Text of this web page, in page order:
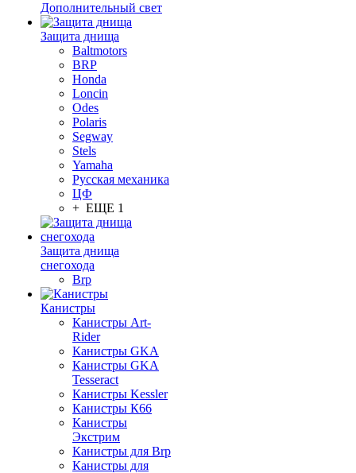
Дополнительный свет
Защита днища
Baltmotors
BRP
Honda
Loncin
Odes
Polaris
Segway
Stels
Yamaha
Русская механика
ЦФ
+ ЕЩЕ 1
Защита днища
снегохода
Brp
Канистры
Канистры Art-
Rider
Канистры GKA
Канистры GKA
Tesseract
Канистры Kessler
Канистры К66
Канистры
Экстрим
Канистры для Brp
Канистры для